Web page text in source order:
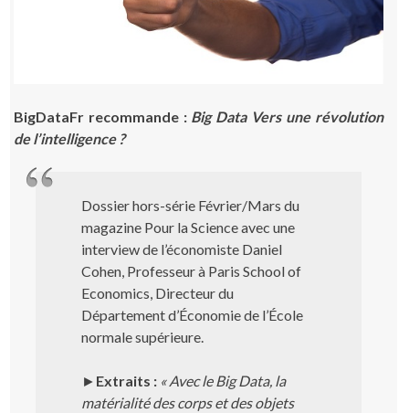
BigDataFr recommande : Big Data Vers une révolution
de l’intelligence ?
Dossier hors-série Février/Mars du
magazine Pour la Scienceavec une
interview de l’économiste Daniel
Cohen, Professeur à Paris School of
Economics, Directeur du
Département d’Économie de l’École
normale supérieure.
► Extraits : « Avec le Big Data, la
matérialité des corps et des objets